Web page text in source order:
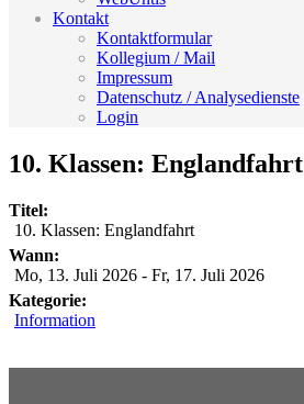
Kontakt
Kontaktformular
Kollegium / Mail
Impressum
Datenschutz / Analysedienste
Login
10. Klassen: Englandfahrt
Titel:
10. Klassen: Englandfahrt
Wann:
Mo, 13. Juli 2026 - Fr, 17. Juli 2026
Kategorie:
Information